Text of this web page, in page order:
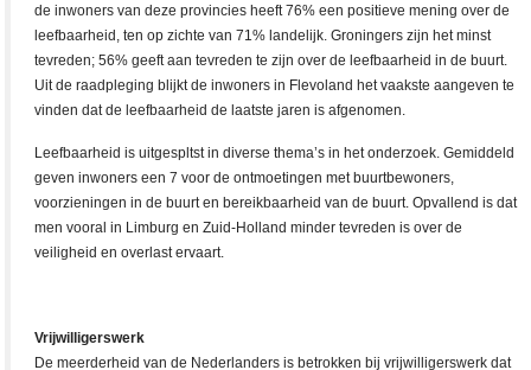
de inwoners van deze provincies heeft 76% een positieve mening over de
leefbaarheid, ten op zichte van 71% landelijk. Groningers zijn het minst
tevreden; 56% geeft aan tevreden te zijn over de leefbaarheid in de buurt.
Uit de raadpleging blijkt de inwoners in Flevoland het vaakste aangeven te
vinden dat de leefbaarheid de laatste jaren is afgenomen.
Leefbaarheid is uitgespltst in diverse thema’s in het onderzoek. Gemiddeld
geven inwoners een 7 voor de ontmoetingen met buurtbewoners,
voorzieningen in de buurt en bereikbaarheid van de buurt. Opvallend is dat
men vooral in Limburg en Zuid-Holland minder tevreden is over de
veiligheid en overlast ervaart.
Vrijwilligerswerk
De meerderheid van de Nederlanders is betrokken bij vrijwilligerswerk dat